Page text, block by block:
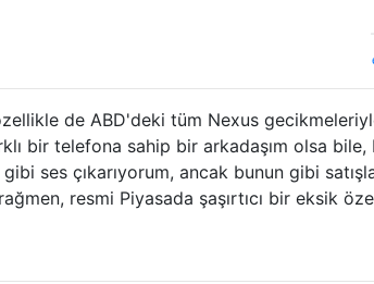
de ABD'deki tüm Nexus
bir telefona sahip bir arkadaşım olsa bile,
ses çıkarıyorum, ancak bunun gibi
resmi Piyasada şaşırtıcı bir eksik